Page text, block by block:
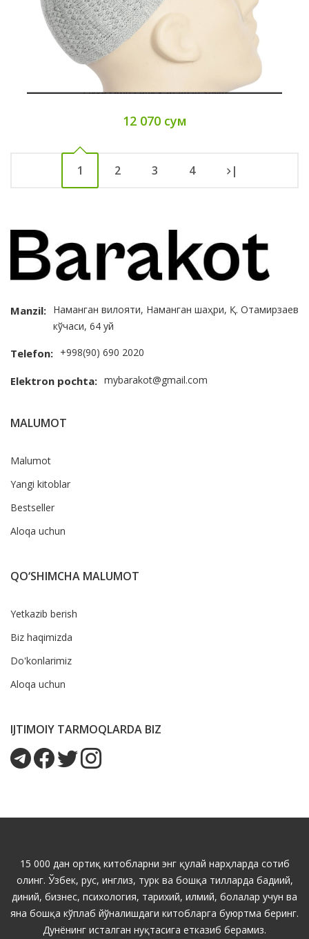
12 070 сум
1 2 3 4 |
Manzil: Наманган вилояти, Наманган шаҳри, Қ. Отамирзаев
кўчаси, 64 уй
Telefon: +998(90) 690 2020
Elektron pochta: mybarakot@gmail.com
MALUMOT
Malumot
Yangi kitoblar
Bestseller
Aloqa uchun
QO‘SHIMCHA MALUMOT
Yetkazib berish
Biz haqimizda
Do'konlarimiz
Aloqa uchun
IJTIMOIY TARMOQLARDA BIZ
15 000 дан ортиқ китобларни энг қулай нарҳларда сотиб
олинг. Ўзбек, рус, инглиз, турк ва бошқа тилларда бадиий,
диний, бизнес, психология, тарихий, илмий, болалар учун ва
яна бошқа кўплаб йўналишдаги китобларга буюртма беринг.
Дунёнинг исталган нуқтасига етказиб берамиз.